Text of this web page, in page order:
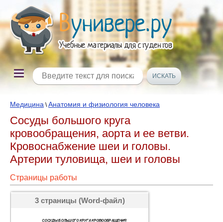
Медицина \Анатомия и физиология человека
Сосуды большого круга
кровообращения, аорта и ее ветви.
Кровоснабжение шеи и головы.
Артерии туловища, шеи и головы
Страницы работы
3 страницы (Word-файл)